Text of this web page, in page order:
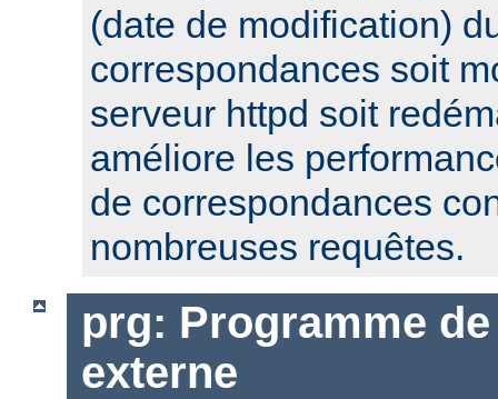
(date de modification)
correspondances soit
serveur httpd soit
améliore les
de correspondances
nombreuses requêtes.
prg: Programme
externe